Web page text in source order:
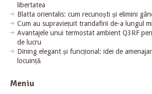
libertatea
Blatta orientalis: cum recunoști și elimini
Cum au supraviețuit trandafirii de-a lungul
Avantajele unui termostat ambient Q3RF
de lucru
Dining elegant și funcțional: idei de
locuință
Meniu